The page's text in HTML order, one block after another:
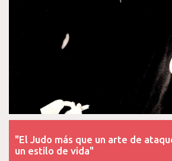
"El Judo más que un arte de
un estilo de vida"